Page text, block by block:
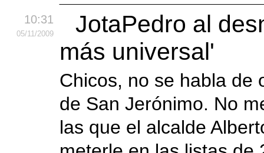
10:31
05/11/2009
JotaPedro al
más universal'
Chicos, no se habla de
de San Jerónimo. No
las que el alcalde